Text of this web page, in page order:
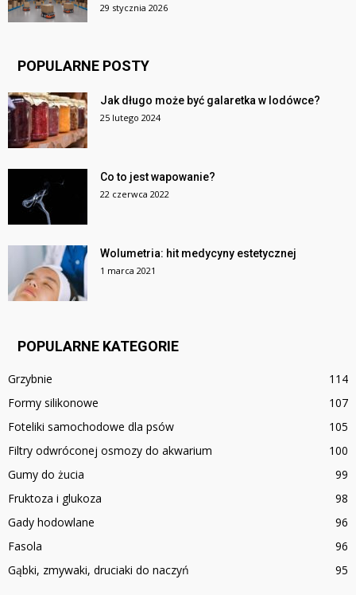
29 stycznia 2026
POPULARNE POSTY
Jak długo może być galaretka w lodówce?
25 lutego 2024
Co to jest wapowanie?
22 czerwca 2022
Wolumetria: hit medycyny estetycznej
1 marca 2021
POPULARNE KATEGORIE
Grzybnie
114
Formy silikonowe
107
Foteliki samochodowe dla psów
105
Filtry odwróconej osmozy do akwarium
100
Gumy do żucia
99
Fruktoza i glukoza
98
Gady hodowlane
96
Fasola
96
Gąbki, zmywaki, druciaki do naczyń
95